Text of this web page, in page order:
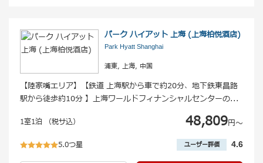
パーク ハイアット 上海 (上海柏悦酒店)
Park Hyatt Shanghai
浦東, 上海, 中国
【陸家嘴エリア】【鉄道 上海駅から車で約20分、地下鉄東昌路
駅から徒歩約10分 】上海ワールドフィナンシャルセンターの...
48,809円〜
1室1泊 （税サ込）
5.0つ星 ユーザー評価 4.6